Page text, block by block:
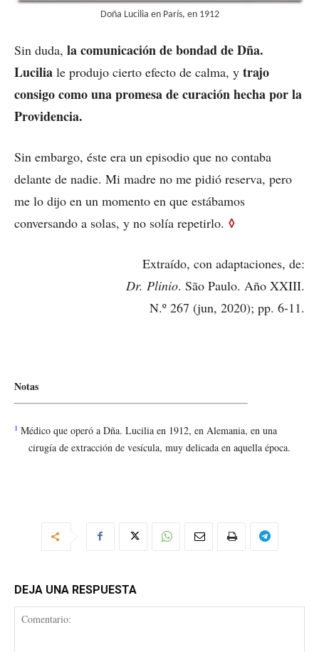
Doña Lucilia en París, en 1912
Sin duda, la comunicación de bondad de Dña.
Lucilia le produjo cierto efecto de calma, y trajo
consigo como una promesa de curación hecha por la
Providencia.
Sin embargo, éste era un episodio que no contaba
delante de nadie. Mi madre no me pidió reserva, pero
me lo dijo en un momento en que estábamos
conversando a solas, y no solía repetirlo. ◊
Extraído, con adaptaciones, de:
Dr. Plinio. São Paulo. Año XXIII.
N.º 267 (jun, 2020); pp. 6-11.
Notas
1 Médico que operó a Dña. Lucilia en 1912, en Alemania, en una
cirugía de extracción de vesícula, muy delicada en aquella época.
DEJA UNA RESPUESTA